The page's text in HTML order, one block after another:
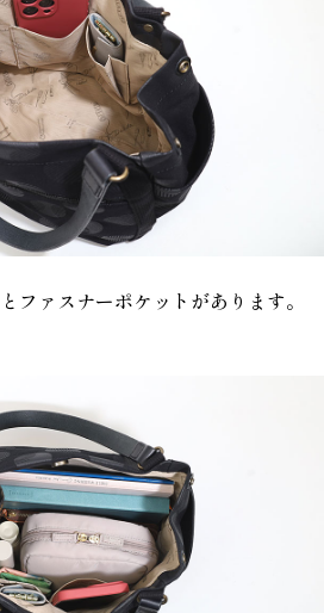
ファスナーポケットがあります。